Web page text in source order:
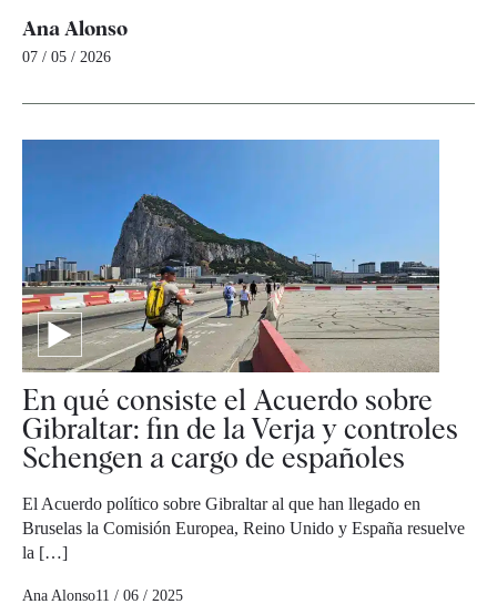
Ana Alonso
07 / 05 / 2026
En qué consiste el Acuerdo sobre
Gibraltar: fin de la Verja y controles
Schengen a cargo de españoles
El Acuerdo político sobre Gibraltar al que han llegado en
Bruselas la Comisión Europea, Reino Unido y España resuelve
la […]
Ana Alonso11 / 06 / 2025